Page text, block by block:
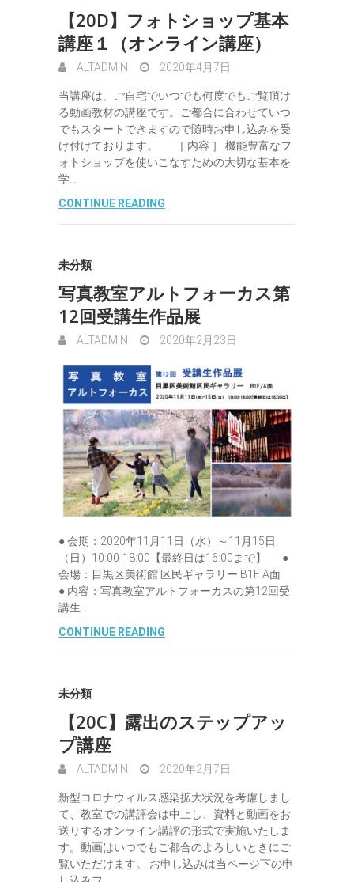
【20D】フォトショップ基本
講座１（オンライン講座）
ALTADMIN 2020年4月7日
当講座は、ご自宅でいつでも何度でもご覧頂け
る動画教材の講座です。ご都合に合わせていつ
でもスタートできますので随時お申し込みを受
け付けております。 ［ 内容 ］ 機能豊富なフ
ォトショップを使いこなすための大切な基本を
学…
CONTINUE READING
未分類
写真教室アルトフォーカス第
12回受講生作品展
ALTADMIN 2020年2月23日
● 会期：2020年11月11日（水）～11月15日
（日）10:00-18:00【最終日は16:00まで】 ●
会場：目黒区美術館 区民ギャラリー B1F A面
● 内容：写真教室アルトフォーカスの第12回受
講生…
CONTINUE READING
未分類
【20C】露出のステップアッ
プ講座
ALTADMIN 2020年2月7日
新型コロナウィルス感染拡大状況を考慮しまし
て、教室での講評会は中止し、資料と動画をお
送りするオンライン講評の形式で実施いたしま
す。動画はいつでもご都合のよろしいときにご
覧いただけます。 お申し込みは当ページ下の申